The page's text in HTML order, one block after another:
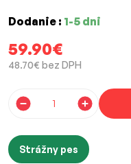
Dodanie : 1-5 dni
59.90€
48.70€ bez DPH
Strážny pes